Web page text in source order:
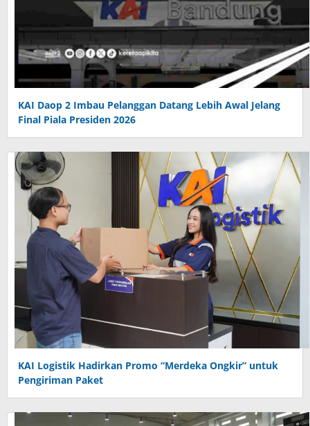
KAI Daop 2 Imbau Pelanggan Datang Lebih Awal Jelang
Final Piala Presiden 2026
KAI Logistik Hadirkan Promo “Merdeka Ongkir” untuk
Pengiriman Paket